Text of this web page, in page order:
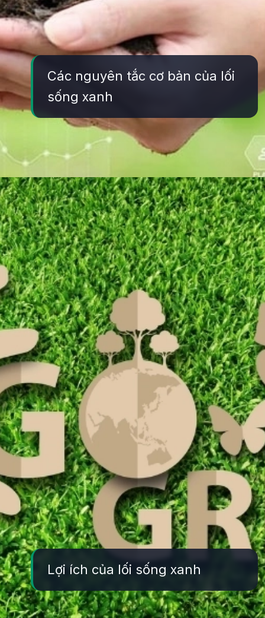
Các nguyên tắc cơ bản của lối
sống xanh
Đang mở https://yeukhoahoc.edu.vn/loi-song-xanh-la-gi
Lợi ích của lối sống xanh